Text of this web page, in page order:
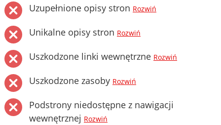
Uzupełnione opisy stron Rozwiń
Unikalne opisy stron Rozwiń
Uszkodzone linki wewnętrzne Rozwiń
Uszkodzone zasoby Rozwiń
Podstrony niedostępne z nawigacji
wewnętrznej Rozwiń